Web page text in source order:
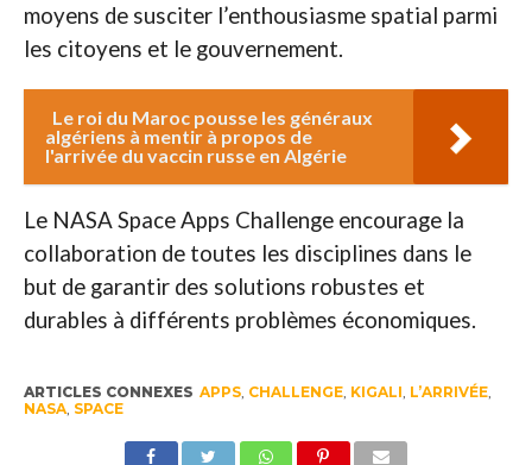
moyens de susciter l’enthousiasme spatial parmi
les citoyens et le gouvernement.
Le roi du Maroc pousse les généraux
algériens à mentir à propos de
l'arrivée du vaccin russe en Algérie
Le NASA Space Apps Challenge encourage la
collaboration de toutes les disciplines dans le
but de garantir des solutions robustes et
durables à différents problèmes économiques.
ARTICLES CONNEXES APPS, CHALLENGE, KIGALI L’ARRIVÉE,
NASA, SPACE